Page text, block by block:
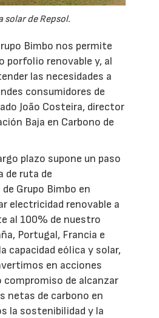
solar de Repsol.
Bimbo nos permite
porfolio renovable y, al
las necesidades a
consumidores de
João Costeira, director
Baja en Carbono de
plazo supone un paso
de ruta de
Grupo Bimbo en
electricidad renovable a
al 100% de nuestro
Portugal, Francia e
capacidad eólica y solar,
en acciones
de alcanzar
netas de carbono en
la sostenibilidad y la